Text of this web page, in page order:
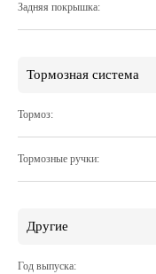
Задняя покрышка:
Тормозная система
Тормоз:
Тормозные ручки:
Другие
Год выпуска: